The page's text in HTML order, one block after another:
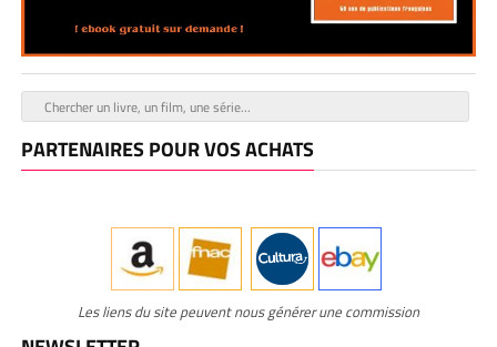
PARTENAIRES POUR VOS ACHATS
Les liens du site peuvent nous générer une commission